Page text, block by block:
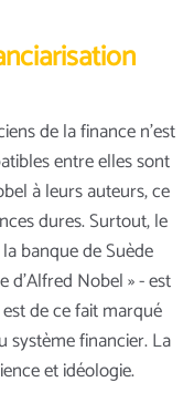
de la finance n’est
entre elles sont
à leurs auteurs, ce
dures. Surtout, le
banque de Suède
Nobel » - est
de ce fait marqué
système financier. La
et idéologie.